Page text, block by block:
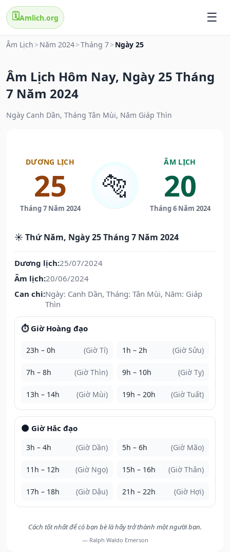
🗓️Amlich.org
Âm Lịch > Năm 2024>Tháng 7> Ngày 25
Âm Lịch Hôm Nay, Ngày 25 Tháng
7 Năm 2024
Ngày Canh Dần, Tháng Tân Mùi, Năm Giáp Thìn
DƯƠNG LỊCH
25
Tháng 7 Năm 2024
🐅
ÂM LỊCH
20
Tháng 6 Năm 2024
☀️ Thứ Năm, Ngày 25 Tháng 7 Năm 2024
Dương lịch:25/07/2024
Âm lịch:20/06/2024
Can chi:Ngày: Canh Dần, Tháng: Tân Mùi, Năm: Giáp
Thìn
⏱️ Giờ Hoàng đạo
23h – 0h (Giờ Tí) 1h – 2h (Giờ Sửu)
7h – 8h (Giờ Thìn) 9h – 10h (Giờ Tỵ)
13h – 14h (Giờ Mùi) 19h – 20h (Giờ Tuất)
🌑 Giờ Hắc đạo
3h – 4h (Giờ Dần) 5h – 6h (Giờ Mão)
11h – 12h (Giờ Ngọ) 15h – 16h (Giờ Thân)
17h – 18h (Giờ Dậu) 21h – 22h (Giờ Hợi)
Cách tốt nhất để có bạn bè là hãy trở thành một người bạn.
— Ralph Waldo Emerson